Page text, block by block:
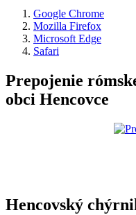
Google Chrome
Mozilla Firefox
Microsoft Edge
Safari
Prepojenie
obci Hencovce
Hencovský